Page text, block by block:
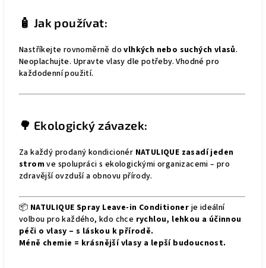
🧴 Jak používat:
Nastříkejte rovnoměrně dovlhkých nebo suchých vlasů.
Neoplachujte. Upravte vlasy dle potřeby. Vhodné pro
každodenní použití.
🌳 Ekologický závazek:
Za každý prodaný kondicionér NATULIQUE zasadí jeden
stromve spolupráci s ekologickými organizacemi – pro
zdravější ovzduší a obnovu přírody.
📦 NATULIQUE Spray Leave-in Conditionerje ideální
volbou pro každého, kdo chce rychlou, lehkou a účinnou
péči o vlasy – s láskou k přírodě.
Méně chemie = krásnější vlasy a lepší budoucnost.